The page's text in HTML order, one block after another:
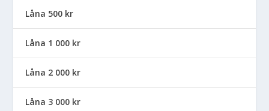
Låna 500 kr
Låna 1 000 kr
Låna 2 000 kr
Låna 3 000 kr